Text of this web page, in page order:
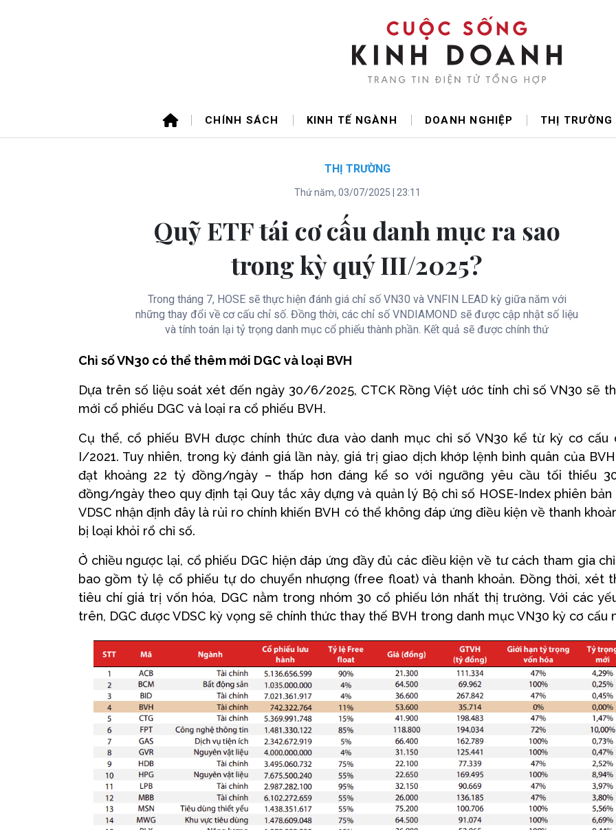
CHÍNH SÁCH KINH TẾ NGÀNH DOANH NGHIỆP THỊ TRƯỜNG
THỊ TRƯỜNG
Thứ năm, 03/07/2025 | 23:11
Quỹ ETF tái cơ cấu danh mục ra sao
trong kỳ quý III/2025?
Trong tháng 7, HOSE sẽ thực hiện đánh giá chỉ số VN30 và VNFIN LEAD kỳ giữa năm với
những thay đổi về cơ cấu chỉ số. Đồng thời, các chỉ số VNDIAMOND sẽ được cập nhật số liệu
và tính toán lại tỷ trọng danh mục cổ phiếu thành phần. Kết quả sẽ được chính thứ
Chỉ số VN30 có thể thêm mới DGC và loại BVH
Dựa trên số liệu soát xét đến ngày 30/6/2025, CTCK Rồng Việt ước tính chỉ số VN30 sẽ
mới cổ phiếu DGC và loại ra cổ phiếu BVH.
Cụ thể, cổ phiếu BVH được chính thức đưa vào danh mục chỉ số VN30 kể từ kỳ cơ cấu
I/2021. Tuy nhiên, trong kỳ đánh giá lần này, giá trị giao dịch khớp lệnh bình quân của
đạt khoảng 22 tỷ đồng/ngày – thấp hơn đáng kể so với ngưỡng yêu cầu tối thiểu
đồng/ngày theo quy định tại Quy tắc xây dựng và quản lý Bộ chỉ số HOSE-Index phiên bản
VDSC nhận định đây là rủi ro chính khiến BVH có thể không đáp ứng điều kiện về thanh
bị loại khỏi rổ chỉ số.
Ở chiều ngược lại, cổ phiếu DGC hiện đáp ứng đầy đủ các điều kiện về tư cách tham gia
bao gồm tỷ lệ cổ phiếu tự do chuyển nhượng (free float) và thanh khoản. Đồng thời, xét
tiêu chí giá trị vốn hóa, DGC nằm trong nhóm 30 cổ phiếu lớn nhất thị trường. Với các
trên, DGC được VDSC kỳ vọng sẽ chính thức thay thế BVH trong danh mục VN30 kỳ cơ cấu